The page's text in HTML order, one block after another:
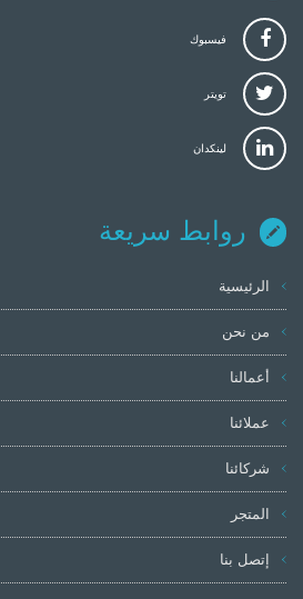
فيسبوك
تويتر
لينكدان
روابط سريعة
الرئيسية
من نحن
أعمالنا
عملائنا
شركائنا
المتجر
إتصل بنا